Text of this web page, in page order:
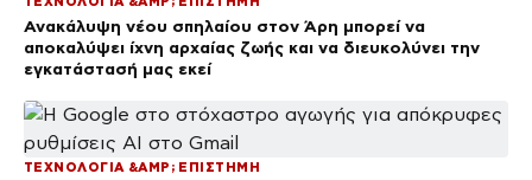
Ανακάλυψη νέου σπηλαίου στον Άρη μπορεί να
αποκαλύψει ίχνη αρχαίας ζωής και να διευκολύνει την
εγκατάστασή μας εκεί
ΤΕΧΝΟΛΟΓΙΑ &AMP; ΕΠΙΣΤΗΜΗ